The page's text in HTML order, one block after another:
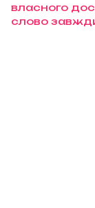
власного
слово